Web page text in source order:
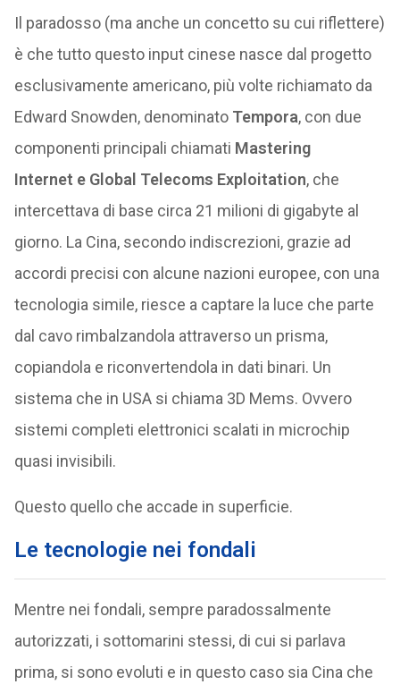
Il paradosso (ma anche un concetto su cui riflettere)
è che tutto questo input cinese nasce dal progetto
esclusivamente americano, più volte richiamato da
Edward Snowden, denominato Tempora, con due
componenti principali chiamati Mastering
Internet e Global Telecoms Exploitation, che
intercettava di base circa 21 milioni di gigabyte al
giorno. La Cina, secondo indiscrezioni, grazie ad
accordi precisi con alcune nazioni europee, con una
tecnologia simile, riesce a captare la luce che parte
dal cavo rimbalzandola attraverso un prisma,
copiandola e riconvertendola in dati binari. Un
sistema che in USA si chiama 3D Mems. Ovvero
sistemi completi elettronici scalati in microchip
quasi invisibili.
Questo quello che accade in superficie.
Le tecnologie nei fondali
Mentre nei fondali, sempre paradossalmente
autorizzati, i sottomarini stessi, di cui si parlava
prima, si sono evoluti e in questo caso sia Cina che